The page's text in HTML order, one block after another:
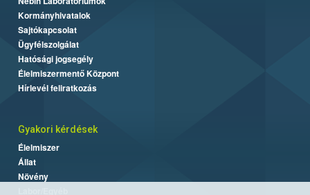
Kormányhivatalok
Sajtókapcsolat
Ügyfélszolgálat
Hatósági jogsegély
Élelmiszermentő Központ
Hírlevél feliratkozás
Gyakori kérdések
Élelmiszer
Állat
Növény